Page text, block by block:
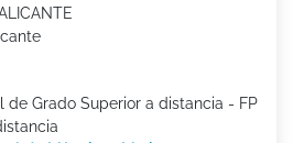
de Grado Superior a distancia - FP